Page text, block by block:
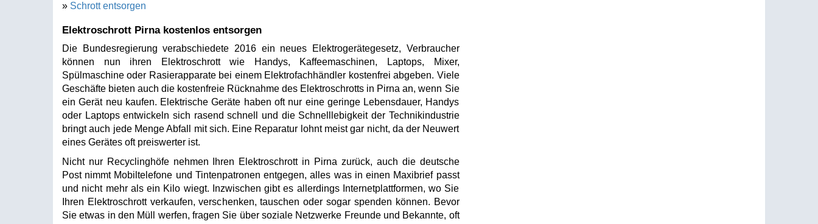
» Schrott entsorgen
Elektroschrott Pirna kostenlos entsorgen
Die Bundesregierung verabschiedete 2016 ein neues Elektrogerätegesetz, Verbraucher
können nun ihren Elektroschrott wie Handys, Kaffeemaschinen, Laptops, Mixer,
Spülmaschine oder Rasierapparate bei einem Elektrofachhändler kostenfrei abgeben. Viele
Geschäfte bieten auch die kostenfreie Rücknahme des Elektroschrotts in Pirna an, wenn Sie
ein Gerät neu kaufen. Elektrische Geräte haben oft nur eine geringe Lebensdauer, Handys
oder Laptops entwickeln sich rasend schnell und die Schnelllebigkeit der Technikindustrie
bringt auch jede Menge Abfall mit sich. Eine Reparatur lohnt meist gar nicht, da der Neuwert
eines Gerätes oft preiswerter ist.
Nicht nur Recyclinghöfe nehmen Ihren Elektroschrott in Pirna zurück, auch die deutsche
Post nimmt Mobiltelefone und Tintenpatronen entgegen, alles was in einen Maxibrief passt
und nicht mehr als ein Kilo wiegt. Inzwischen gibt es allerdings Internetplattformen, wo Sie
Ihren Elektroschrott verkaufen, verschenken, tauschen oder sogar spenden können. Bevor
Sie etwas in den Müll werfen, fragen Sie über soziale Netzwerke Freunde und Bekannte, oft